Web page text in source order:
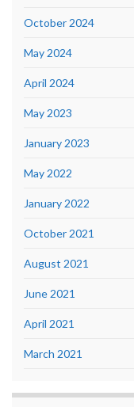
October 2024
May 2024
April 2024
May 2023
January 2023
May 2022
January 2022
October 2021
August 2021
June 2021
April 2021
March 2021